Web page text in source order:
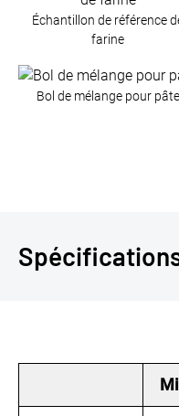
Échantillon de référence
farine
Bol de mélange pour pâte